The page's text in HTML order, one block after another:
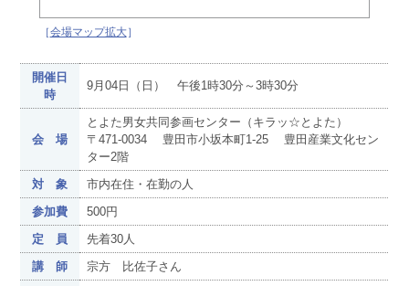
［会場マップ拡大］
開催日
時
9月04日（日） 午後1時30分～3時30分
会 場
とよた男女共同参画センター（キラッ☆とよた）
〒471-0034 豊田市小坂本町1-25 豊田産業文化セン
ター2階
対 象
市内在住・在勤の人
参加費
500円
定 員
先着30人
講 師
宗方 比佐子さん